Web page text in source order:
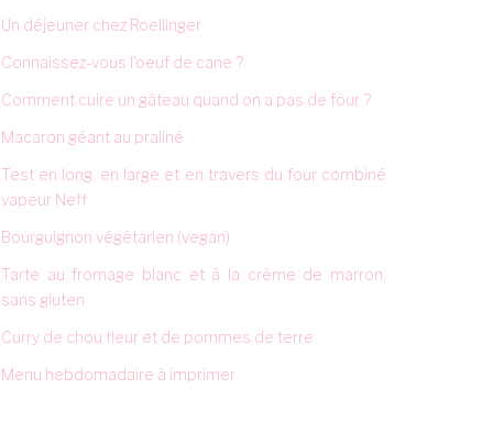
Un déjeuner chez Roellinger
Connaissez-vous l'oeuf de cane ?
Comment cuire un gâteau quand on a pas de four ?
Macaron géant au praliné
Test en long, en large et en travers du four combiné
vapeur Neff
Bourguignon végétarien (vegan)
Tarte au fromage blanc et à la crème de marron,
sans gluten
Curry de chou fleur et de pommes de terre
Menu hebdomadaire à imprimer